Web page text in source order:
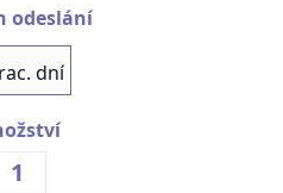
odeslání
dní